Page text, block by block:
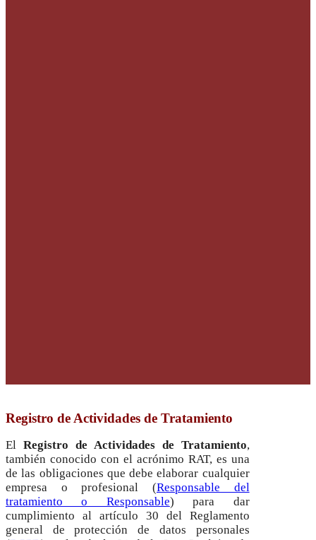
Registro de Actividades de Tratamiento
El Registro de Actividades de Tratamiento,
también conocido con el acrónimo RAT, es una
de las obligaciones que debe elaborar cualquier
empresa o profesional (Responsable del
tratamiento o Responsable) para dar
cumplimiento al artículo 30 del Reglamento
general de protección de datos personales